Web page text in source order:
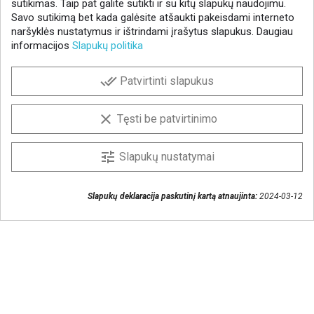
Gaukite geriausius pasiūlymus!
Prenumeruokite naujienlaiškį ir visada sužinokite
Sutinku, kad mano duomenys būtų saugomi
sutikimas. Taip pat galite sutikti ir su kitų slapukų naudojimu.
Savo sutikimą bet kada galėsite atšaukti pakeisdami interneto
naršyklės nustatymus ir ištrindami įrašytus slapukus. Daugiau
informacijos Slapukų politika
done_all Patvirtinti slapukus
clear Tęsti be patvirtinimo
tune Slapukų nustatymai
Slapukų deklaracija paskutinį kartą atnaujinta: 2024-03-12